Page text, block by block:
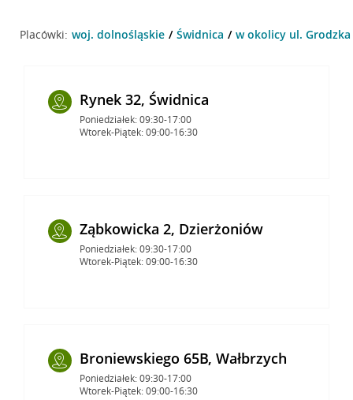
Placówki: woj. dolnośląskie Świdnica w okolicy ul. Grodzka
Rynek 32, Świdnica
Poniedziałek: 09:30-17:00
Wtorek-Piątek: 09:00-16:30
Ząbkowicka 2, Dzierżoniów
Poniedziałek: 09:30-17:00
Wtorek-Piątek: 09:00-16:30
Broniewskiego 65B, Wałbrzych
Poniedziałek: 09:30-17:00
Wtorek-Piątek: 09:00-16:30